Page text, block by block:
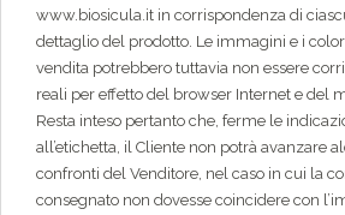
www.biosicula.it in corrispondenza di
dettaglio del prodotto. Le immagini e i
vendita potrebbero tuttavia non essere
reali per effetto del browser Internet e del
Resta inteso pertanto che, ferme le
all’etichetta, il Cliente non potrà avanzare
confronti del Venditore, nel caso in cui la
consegnato non dovesse coincidere con